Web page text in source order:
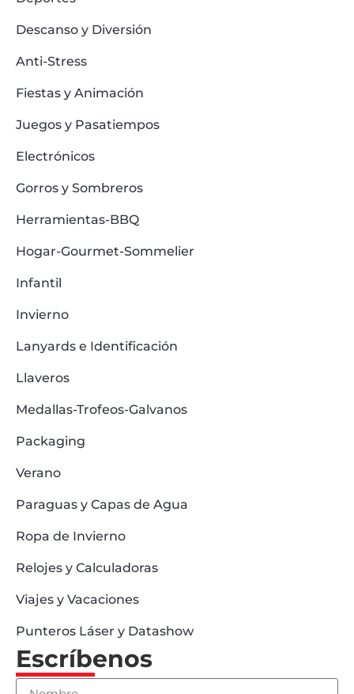
Descanso y Diversión
Anti-Stress
Fiestas y Animación
Juegos y Pasatiempos
Electrónicos
Gorros y Sombreros
Herramientas-BBQ
Hogar-Gourmet-Sommelier
Infantil
Invierno
Lanyards e Identificación
Llaveros
Medallas-Trofeos-Galvanos
Packaging
Verano
Paraguas y Capas de Agua
Ropa de Invierno
Relojes y Calculadoras
Viajes y Vacaciones
Punteros Láser y Datashow
Escríbenos